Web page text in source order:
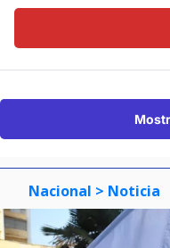
Nacional > Noticia